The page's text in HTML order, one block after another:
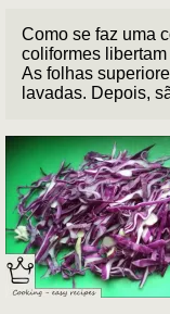
Como se faz uma
coliformes
As folhas
lavadas. Depois,